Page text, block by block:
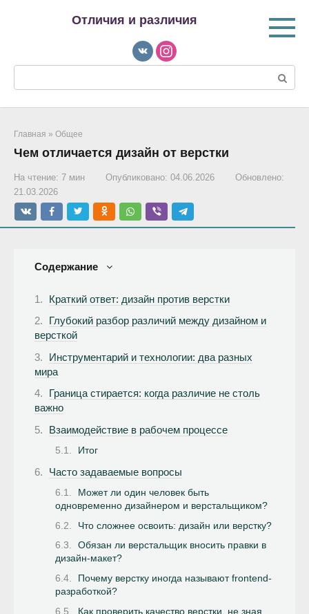
Отличия и различия
Главная » Общее
Чем отличается дизайн от верстки
На чтение: 7 мин Опубликовано: 04.06.2026
Обновлено:
21.03.2026
Содержание
Краткий ответ: дизайн против верстки
Глубокий разбор различий между дизайном и
версткой
Инструментарий и технологии: два разных
мира
Граница стирается: когда различие не столь
важно
Взаимодействие в рабочем процессе
Итог
Часто задаваемые вопросы
Может ли один человек быть
одновременно дизайнером и верстальщиком?
Что сложнее освоить: дизайн или верстку?
Обязан ли верстальщик вносить правки в
дизайн-макет?
Почему верстку иногда называют frontend-
разработкой?
Как проверить качество верстки, не зная